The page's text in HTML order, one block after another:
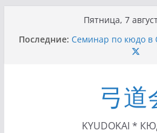
содержимому
Пятница, 7
Последние: Семинар по кюдо в
Чемпионат Росcии,
II Кубок Посла
Орёл (25.07.2021)
I этап Кубка
Сейдокан II
弓道
KYUDOKAI *